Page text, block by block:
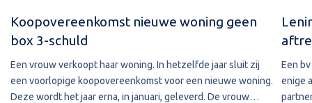
Koopovereenkomst nieuwe woning geen
box 3-schuld
Een vrouw verkoopt haar woning. In hetzelfde jaar sluit zij
een voorlopige koopovereenkomst voor een nieuwe woning.
Deze wordt het jaar erna, in januari, geleverd. De vrouw
Een
enige